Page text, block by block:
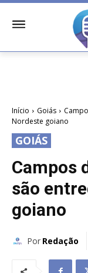
Início Goiás
Nordeste goiano
GOIÁS
Campos
são
goiano
Por Redação